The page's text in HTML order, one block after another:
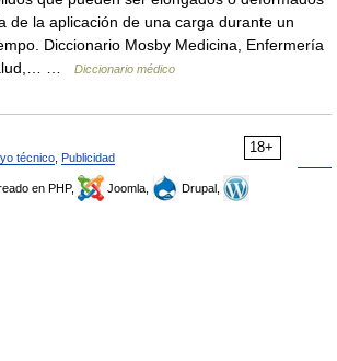
de la aplicación de una carga durante un
Diccionario Mosby Medicina, Enfermería
…
Diccionario médico
18+
técnico Publicidad
en PHP, Joomla,
Drupal,